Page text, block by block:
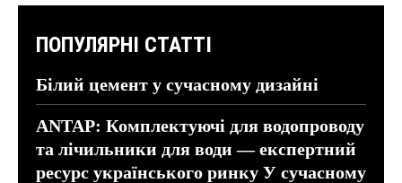
ПОПУЛЯРНІ СТАТТІ
Білий цемент у сучасному дизайні
ANTAP: Комплектуючі для водопроводу
та лічильники для води — експертний
ресурс українського ринку У сучасному